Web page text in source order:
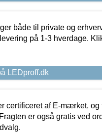
både til private og
på 1-3 hverdage.
LEDproff.dk
certificeret af E-mærket,
er også gratis ved